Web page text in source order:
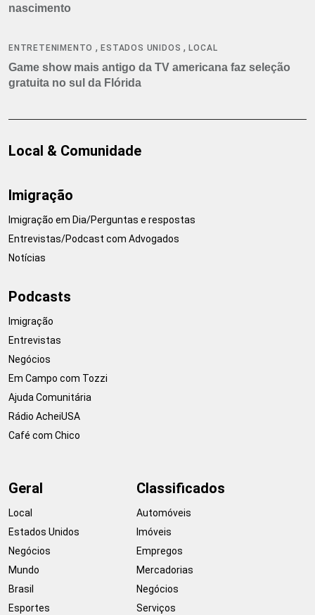
nascimento
ENTRETENIMENTO ,ESTADOS UNIDOS ,LOCAL
Game show mais antigo da TV americana faz seleção
gratuita no sul da Flórida
Local & Comunidade
Imigração
Imigração em Dia/Perguntas e respostas
Entrevistas/Podcast com Advogados
Notícias
Podcasts
Imigração
Entrevistas
Negócios
Em Campo com Tozzi
Ajuda Comunitária
Rádio AcheiUSA
Café com Chico
Geral
Local
Estados Unidos
Negócios
Mundo
Brasil
Esportes
Classificados
Automóveis
Imóveis
Empregos
Mercadorias
Negócios
Serviços